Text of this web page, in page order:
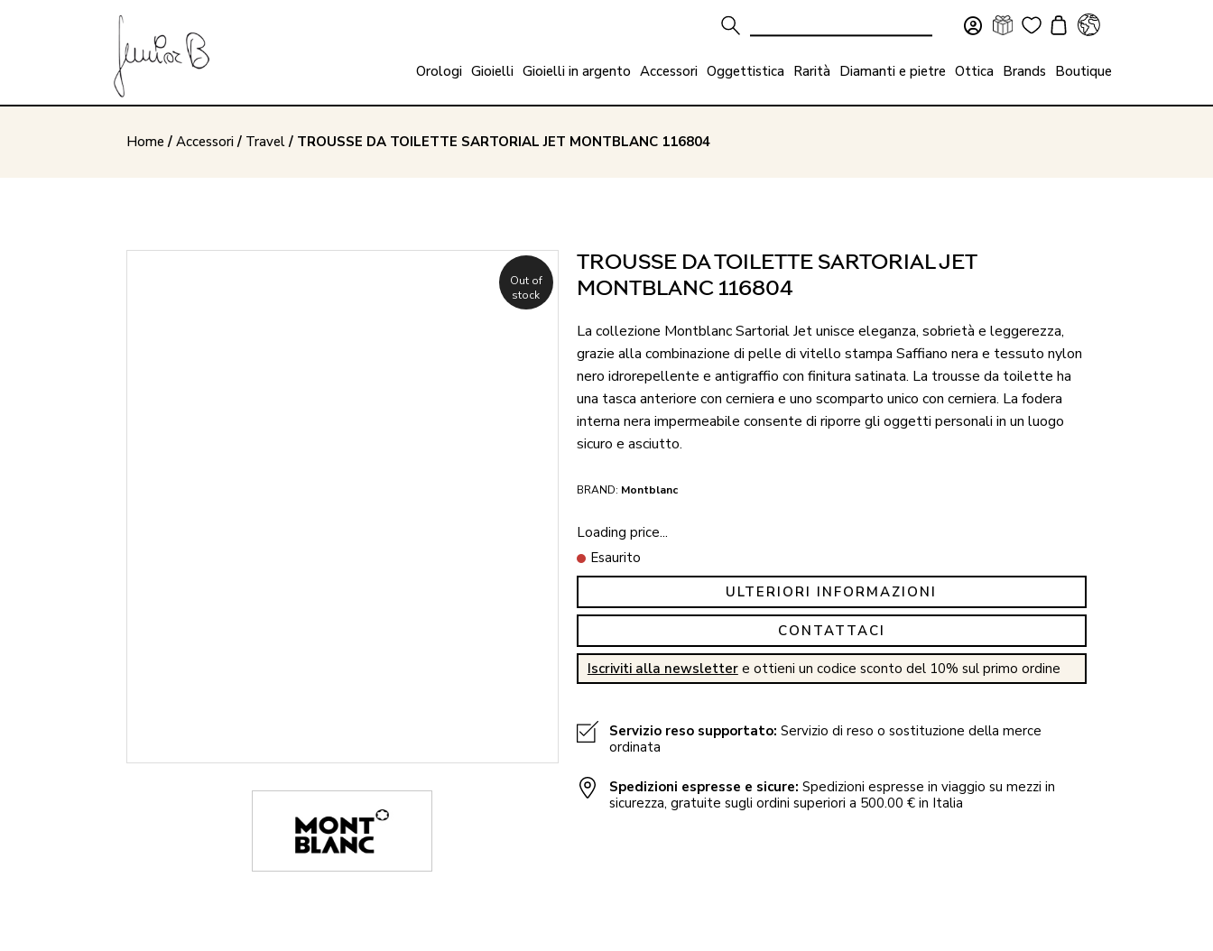
Orologi Gioielli Gioielli in argento Accessori Oggettistica Rarità Diamanti e pietre Ottica Brands Boutique
Home / Accessori/ Travel/ TROUSSE DA TOILETTE SARTORIAL JET MONTBLANC 116804
Out of
stock
TROUSSE DA TOILETTE SARTORIAL JET
MONTBLANC 116804
La collezione Montblanc Sartorial Jet unisce eleganza, sobrietà e leggerezza,
grazie alla combinazione di pelle di vitello stampa Saffiano nera e tessuto nylon
nero idrorepellente e antigraffio con finitura satinata. La trousse da toilette ha
una tasca anteriore con cerniera e uno scomparto unico con cerniera. La fodera
interna nera impermeabile consente di riporre gli oggetti personali in un luogo
sicuro e asciutto.
BRAND: Montblanc
Loading price...
Esaurito
ULTERIORI INFORMAZIONI
CONTATTACI
Iscriviti alla newslettere ottieni un codice sconto del 10% sul primo ordine
Servizio reso supportato: Servizio di reso o sostituzione della merce
ordinata
Spedizioni espresse e sicure: Spedizioni espresse in viaggio su mezzi in
sicurezza, gratuite sugli ordini superiori a 500.00 € in Italia